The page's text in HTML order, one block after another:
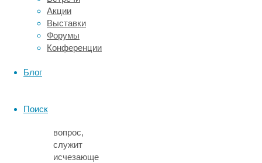
Акции
Выставки
Форумы
Конференции
Блог
Поиск
Главным
«камнем
преткновения»,
который
вопрос,
служит
исчезающе